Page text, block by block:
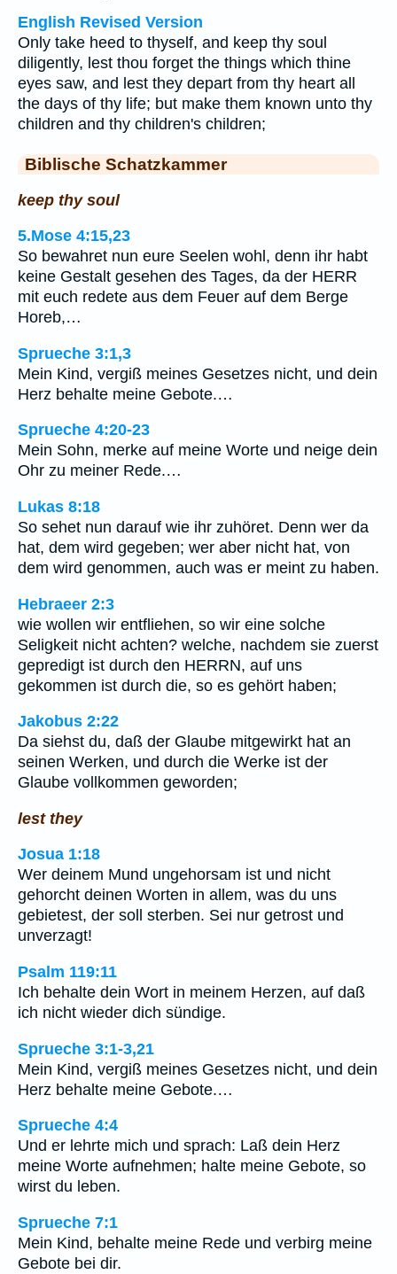
English Revised Version
Only take heed to thyself, and keep thy soul
diligently, lest thou forget the things which thine
eyes saw, and lest they depart from thy heart all
the days of thy life; but make them known unto thy
children and thy children's children;
Biblische Schatzkammer
keep thy soul
5.Mose 4:15,23
So bewahret nun eure Seelen wohl, denn ihr habt
keine Gestalt gesehen des Tages, da der HERR
mit euch redete aus dem Feuer auf dem Berge
Horeb,…
Sprueche 3:1,3
Mein Kind, vergiß meines Gesetzes nicht, und dein
Herz behalte meine Gebote.…
Sprueche 4:20-23
Mein Sohn, merke auf meine Worte und neige dein
Ohr zu meiner Rede.…
Lukas 8:18
So sehet nun darauf wie ihr zuhöret. Denn wer da
hat, dem wird gegeben; wer aber nicht hat, von
dem wird genommen, auch was er meint zu haben.
Hebraeer 2:3
wie wollen wir entfliehen, so wir eine solche
Seligkeit nicht achten? welche, nachdem sie zuerst
gepredigt ist durch den HERRN, auf uns
gekommen ist durch die, so es gehört haben;
Jakobus 2:22
Da siehst du, daß der Glaube mitgewirkt hat an
seinen Werken, und durch die Werke ist der
Glaube vollkommen geworden;
lest they
Josua 1:18
Wer deinem Mund ungehorsam ist und nicht
gehorcht deinen Worten in allem, was du uns
gebietest, der soll sterben. Sei nur getrost und
unverzagt!
Psalm 119:11
Ich behalte dein Wort in meinem Herzen, auf daß
ich nicht wieder dich sündige.
Sprueche 3:1-3,21
Mein Kind, vergiß meines Gesetzes nicht, und dein
Herz behalte meine Gebote.…
Sprueche 4:4
Und er lehrte mich und sprach: Laß dein Herz
meine Worte aufnehmen; halte meine Gebote, so
wirst du leben.
Sprueche 7:1
Mein Kind, behalte meine Rede und verbirg meine
Gebote bei dir.